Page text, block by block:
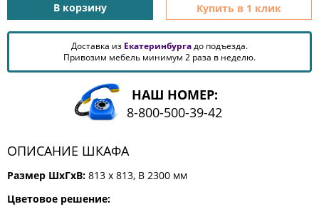
В корзину Купить в 1 клик
Доставка из Екатеринбургадо подъезда.
Привозим мебель минимум 2 раза в неделю.
НАШ НОМЕР:
8-800-500-39-42
ОПИСАНИЕ ШКАФА
Размер ШхГхВ: 813 x 813, В 2300 мм
Цветовое решение:
РАЗНАЯ
МЕБЕЛЬ
КОМОДЫ
ЖУРНАЛЬНЫЕ
ТУАЛЕТНЫЕ
БАНКЕТКИ
ДИВАНЧИКИ
САДОВАЯ